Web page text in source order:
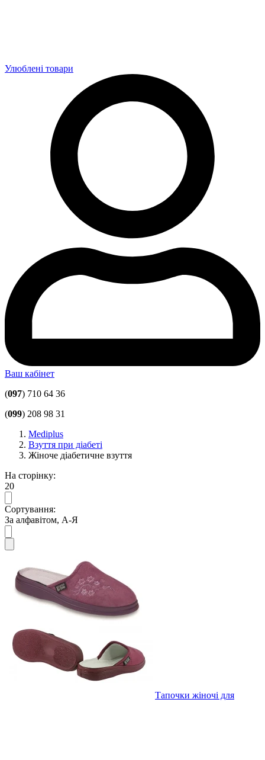
Улюблені товари
Ваш кабінет
(097) 710 64 36
(099) 208 98 31
Mediplus
Взуття при діабеті
Жіноче діабетичне взуття
На сторінку:
20
Сортування:
За алфавітом, А-Я
Тапочки жіночі для